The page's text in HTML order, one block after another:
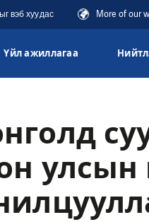
вэб хуудас More of our
Үйл ажиллагаа
улсын